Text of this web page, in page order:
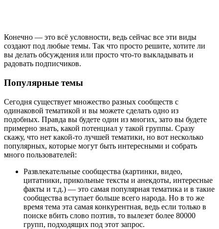
Конечно — это всё условности, ведь сейчас все эти виды
создают под любые темы. Так что просто решите, хотите ли
вы делать обсуждения или просто что-то выкладывать и
радовать подписчиков.
Популярные темы
Сегодня существует множество разных сообществ с
одинаковой тематикой и вы можете сделать одно из
подобных. Правда вы будете один из многих, зато вы будете
примерно знать, какой потенциал у такой группы. Сразу
скажу, что нет какой-то лучшей тематики, но вот несколько
популярных, которые могут быть интересными и собрать
много пользователей:
Развлекательные сообщества (картинки, видео,
цитатники, прикольные тексты и анекдоты, интересные
факты и т.д.) — это самая популярная тематика и в такие
сообщества вступает больше всего народа. Но в то же
время тема эта самая конкурентная, ведь если только в
поиске вбить слово позтив, то вылезет более 80000
групп, подходящих под этот запрос.